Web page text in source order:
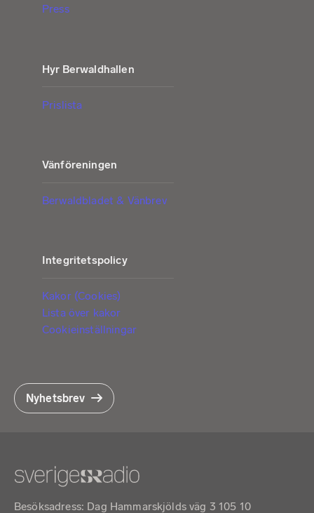
Press
Hyr Berwaldhallen
Prislista
Vänföreningen
Berwaldbladet & Vänbrev
Integritetspolicy
Kakor (Cookies)
Lista över kakor
Cookieinställningar
Nyhetsbrev
Besöksadress: Dag Hammarskjölds väg 3 105 10